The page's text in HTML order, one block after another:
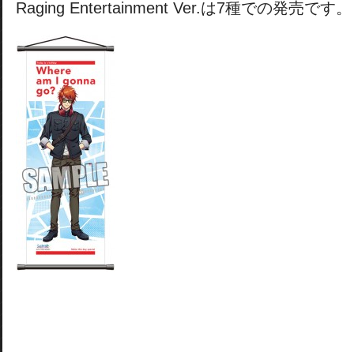
Raging Entertainment Ver.は7種での発売です。